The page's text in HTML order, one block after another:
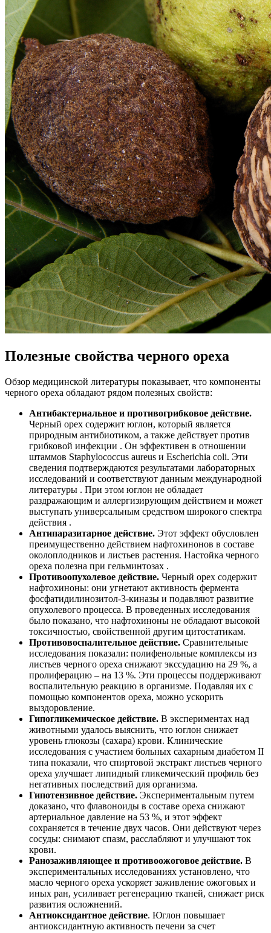
Полезные свойства черного ореха
Обзор медицинской литературы показывает, что компоненты
черного ореха обладают рядом полезных свойств:
Антибактериальное и противогрибковое действие.
Черный орех содержит юглон, который является
природным антибиотиком, а также действует против
грибковой инфекции . Он эффективен в отношении
штаммов Staphуlococcus aureus и Escherichia coli. Эти
сведения подтверждаются результатами лабораторных
исследований и соответствуют данным международной
литературы . При этом юглон не обладает
раздражающим и аллергизирующим действием и может
выступать универсальным средством широкого спектра
действия .
Антипаразитарное действие. Этот эффект обусловлен
преимущественно действием нафтохинонов в составе
околоплодников и листьев растения. Настойка черного
ореха полезна при гельминтозах .
Противоопухолевое действие. Черный орех содержит
нафтохиноны: они угнетают активность фермента
фосфатидилинозитол-3-киназы и подавляют развитие
опухолевого процесса. В проведенных исследования
было показано, что нафтохиноны не обладают высокой
токсичностью, свойственной другим цитостатикам.
Противовоспалительное действие. Сравнительные
исследования показали: полифенольные комплексы из
листьев черного ореха снижают экссудацию на 29 %, а
пролиферацию – на 13 %. Эти процессы поддерживают
воспалительную реакцию в организме. Подавляя их с
помощью компонентов ореха, можно ускорить
выздоровление.
Гипогликемическое действие. В экспериментах над
животными удалось выяснить, что юглон снижает
уровень глюкозы (сахара) крови. Клинические
исследования с участием больных сахарным диабетом II
типа показали, что спиртовой экстракт листьев черного
ореха улучшает липидный гликемический профиль без
негативных последствий для организма.
Гипотензивное действие. Экспериментальным путем
доказано, что флавоноиды в составе ореха снижают
артериальное давление на 53 %, и этот эффект
сохраняется в течение двух часов. Они действуют через
сосуды: снимают спазм, расслабляют и улучшают ток
крови.
Ранозаживляющее и противоожоговое действие. В
экспериментальных исследованиях установлено, что
масло черного ореха ускоряет заживление ожоговых и
иных ран, усиливает регенерацию тканей, снижает риск
развития осложнений.
Антиоксидантное действие. Юглон повышает
антиоксидантную активность печени за счет